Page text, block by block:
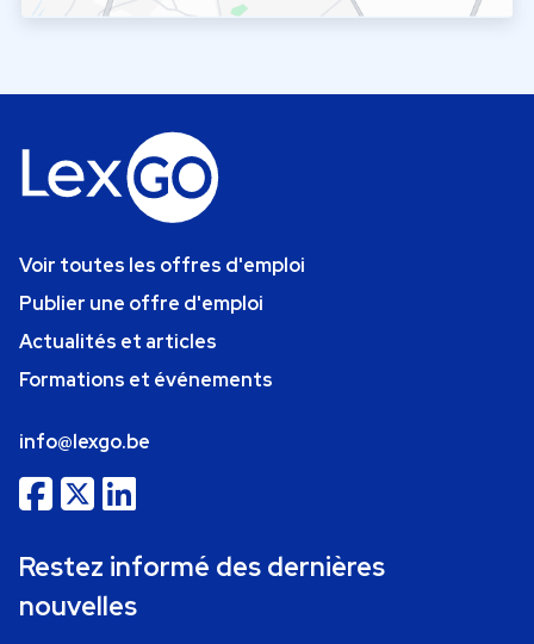
Voir toutes les offres d'emploi
Publier une offre d'emploi
Actualités et articles
Formations et événements
info@lexgo.be
Restez informé des dernières
nouvelles